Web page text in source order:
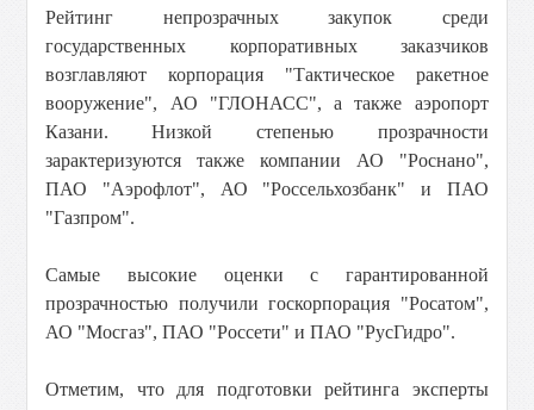
Рейтинг непрозрачных закупок среди
государственных корпоративных заказчиков
возглавляют корпорация "Тактическое ракетное
вооружение", АО "ГЛОНАСС", а также аэропорт
Казани. Низкой степенью прозрачности
зарактеризуются также компании АО "Роснано",
ПАО "Аэрофлот", АО "Россельхозбанк" и ПАО
"Газпром".
Самые высокие оценки с гарантированной
прозрачностью получили госкорпорация "Росатом",
АО "Мосгаз", ПАО "Россети" и ПАО "РусГидро".
Отметим, что для подготовки рейтинга эксперты